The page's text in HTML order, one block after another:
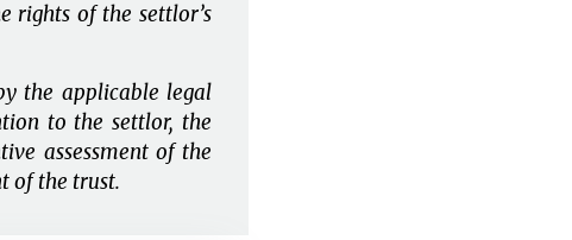
rights of the settlor’s
the applicable legal
to the settlor, the
assessment of the
of the trust.